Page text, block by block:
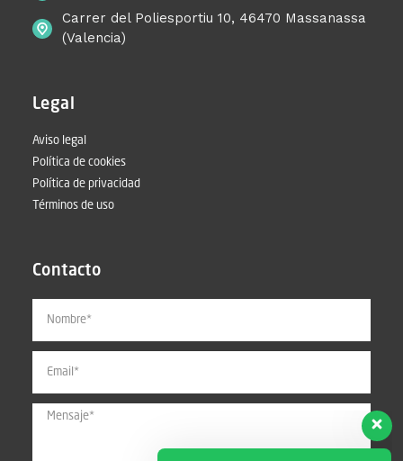
Carrer del Poliesportiu 10, 46470 Massanassa
(Valencia)
Legal
Aviso legal
Política de cookies
Política de privacidad
Términos de uso
Contacto
preguntar directamente a uno de